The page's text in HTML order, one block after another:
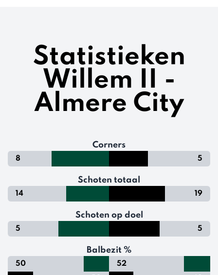
Statistieken
Willem II -
Almere City
Corners
8 5
Schoten totaal
14 19
Schoten op doel
5 5
Balbezit %
50
52